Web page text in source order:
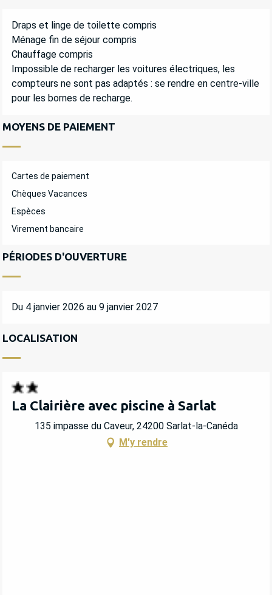
Draps et linge de toilette compris
Ménage fin de séjour compris
Chauffage compris
Impossible de recharger les voitures électriques, les
compteurs ne sont pas adaptés : se rendre en centre-ville
pour les bornes de recharge.
MOYENS DE PAIEMENT
Cartes de paiement
Chèques Vacances
Espèces
Virement bancaire
PÉRIODES D'OUVERTURE
Du 4 janvier 2026 au 9 janvier 2027
LOCALISATION
La Clairière avec piscine à Sarlat
135 impasse du Caveur, 24200 Sarlat-la-Canéda
M'y rendre